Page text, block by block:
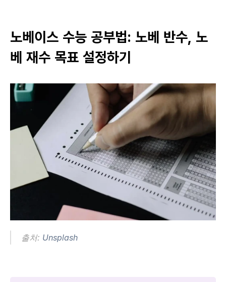
노베이스 수능 공부법: 노베 반수, 노
베 재수 목표 설정하기
출처: Unsplash